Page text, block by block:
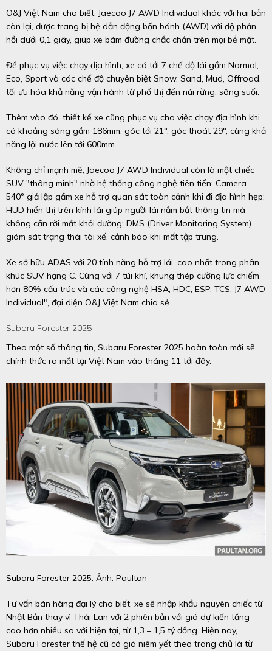
O&J Việt Nam cho biết, Jaecoo J7 AWD Individual khác với hai bản
còn lại, được trang bị hệ dẫn động bốn bánh (AWD) với độ phản
hồi dưới 0,1 giây, giúp xe bám đường chắc chắn trên mọi bề mặt.
Để phục vụ việc chạy địa hình, xe có tới 7 chế độ lái gồm Normal,
Eco, Sport và các chế độ chuyên biệt Snow, Sand, Mud, Offroad,
tối ưu hóa khả năng vận hành từ phố thị đến núi rừng, sông suối.
Thêm vào đó, thiết kế xe cũng phục vụ cho việc chạy địa hình khi
có khoảng sáng gầm 186mm, góc tới 21°, góc thoát 29°, cùng khả
năng lội nước lên tới 600mm…
Không chỉ mạnh mẽ, Jaecoo J7 AWD Individual còn là một chiếc
SUV "thông minh" nhờ hệ thống công nghệ tiên tiến; Camera
540° giả lập gầm xe hỗ trợ quan sát toàn cảnh khi đi địa hình hẹp;
HUD hiển thị trên kính lái giúp người lái nắm bắt thông tin mà
không cần rời mắt khỏi đường; DMS (Driver Monitoring System)
giám sát trạng thái tài xế, cảnh báo khi mất tập trung.
Xe sở hữu ADAS với 20 tính năng hỗ trợ lái, cao nhất trong phân
khúc SUV hạng C. Cùng với 7 túi khí, khung thép cường lực chiếm
hơn 80% cấu trúc và các công nghệ HSA, HDC, ESP, TCS, J7 AWD
Individual", đại diện O&J Việt Nam chia sẻ.
Subaru Forester 2025
Theo một số thông tin, Subaru Forester 2025 hoàn toàn mới sẽ
chính thức ra mắt tại Việt Nam vào tháng 11 tới đây.
Subaru Forester 2025. Ảnh: Paultan
Tư vấn bán hàng đại lý cho biết, xe sẽ nhập khẩu nguyên chiếc từ
Nhật Bản thay vì Thái Lan với 2 phiên bản với giá dự kiến tăng
cao hơn nhiều so với hiện tại, từ 1,3 – 1,5 tỷ đồng. Hiện nay,
Subaru Forester thế hệ cũ có giá niêm yết theo trang chủ là từ